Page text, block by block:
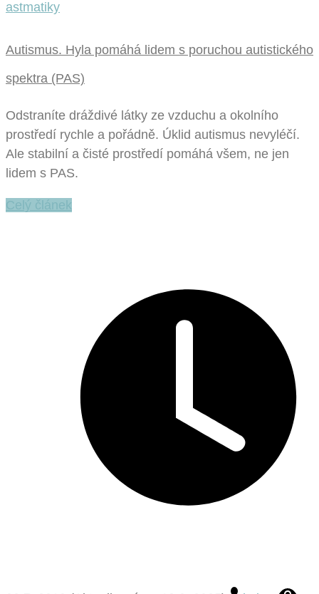
Autismus. Hyla pomáhá lidem s poruchou autistického
spektra (PAS)
Odstraníte dráždivé látky ze vzduchu a okolního
prostředí rychle a pořádně. Úklid autismus nevyléčí.
Ale stabilní a čisté prostředí pomáhá všem, ne jen
lidem s PAS.
Celý článek